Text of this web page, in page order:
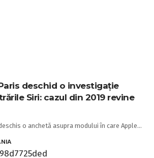
deschid o investigație
Siri: cazul din 2019 revine
o anchetă asupra modului în care Apple…